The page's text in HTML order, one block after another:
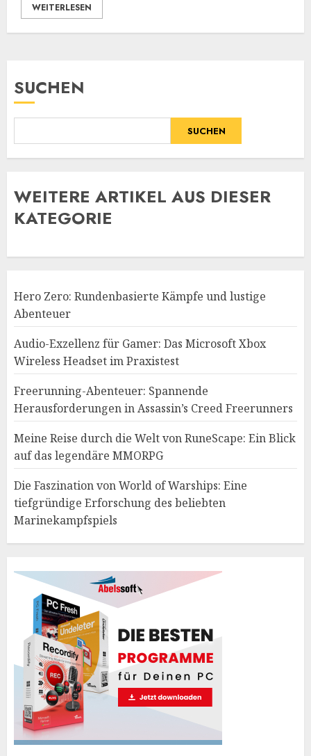
WEITERLESEN
SUCHEN
SUCHEN
WEITERE ARTIKEL AUS DIESER
KATEGORIE
Hero Zero: Rundenbasierte Kämpfe und lustige
Abenteuer
Audio-Exzellenz für Gamer: Das Microsoft Xbox
Wireless Headset im Praxistest
Freerunning-Abenteuer: Spannende
Herausforderungen in Assassin’s Creed Freerunners
Meine Reise durch die Welt von RuneScape: Ein Blick
auf das legendäre MMORPG
Die Faszination von World of Warships: Eine
tiefgründige Erforschung des beliebten
Marinekampfspiels